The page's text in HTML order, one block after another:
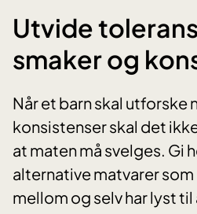
Utvide
smaker og
Når et barn skal utforske
konsistenser skal det
at maten må svelges. Gi
alternative matvarer
mellom og selv har lyst til